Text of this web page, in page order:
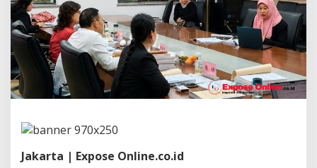
t
h
a
n
e
Jakarta | Expose Online.co.id